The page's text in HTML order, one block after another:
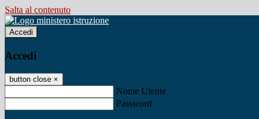
Salta al contenuto
Accedi
Accedi
button close ×
Nome Utente
Password